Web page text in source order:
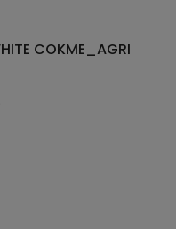
COKME_AGRI